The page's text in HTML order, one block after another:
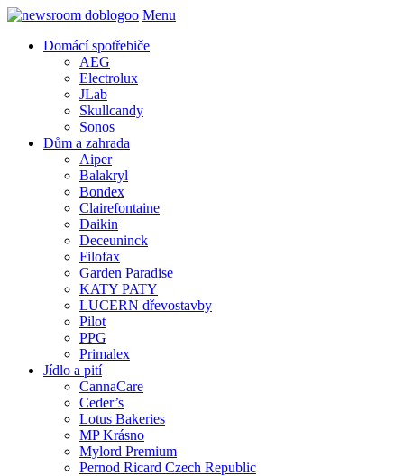
Menu
Domácí spotřebiče
AEG
Electrolux
JLab
Skullcandy
Sonos
Dům a zahrada
Aiper
Balakryl
Bondex
Clairefontaine
Daikin
Deceuninck
Filofax
Garden Paradise
KATY PATY
LUCERN dřevostavby
Pilot
PPG
Primalex
Jídlo a pití
CannaCare
Ceder’s
Lotus Bakeries
MP Krásno
Mylord Premium
Pernod Ricard Czech Republic